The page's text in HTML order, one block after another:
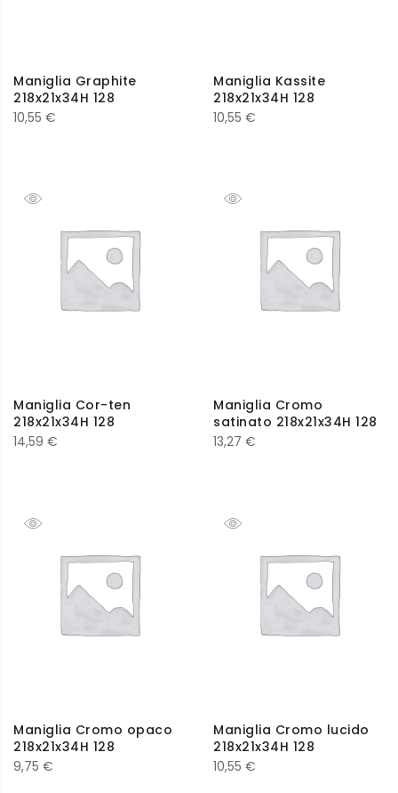
Maniglia Graphite
218x21x34H 128
10,55 €
Maniglia Kassite
218x21x34H 128
10,55 €
Maniglia Cor-ten
218x21x34H 128
14,59 €
Maniglia Cromo
satinato 218x21x34H 128
13,27 €
Maniglia Cromo opaco
218x21x34H 128
9,75 €
Maniglia Cromo lucido
218x21x34H 128
10,55 €